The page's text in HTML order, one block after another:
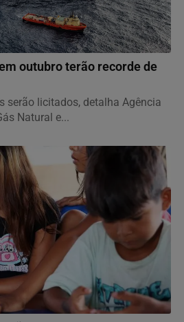
outubro terão recorde de
serão licitados, detalha Agência
Natural e...